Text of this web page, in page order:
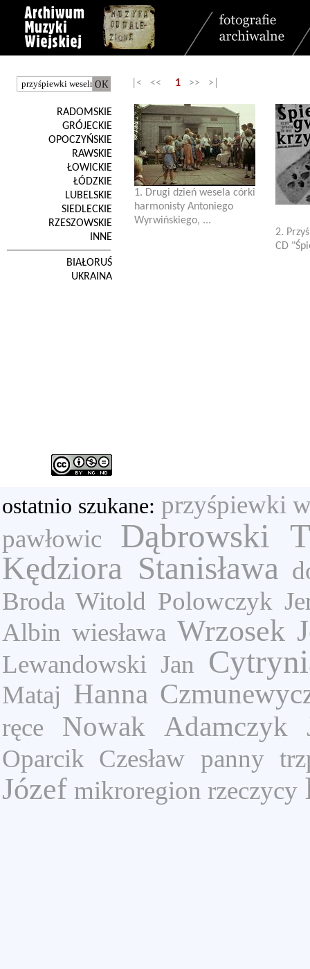
RADOMSKIE
GRÓJECKIE
OPOCZYŃSKIE
RAWSKIE
ŁOWICKIE
ŁÓDZKIE
LUBELSKIE
SIEDLECKIE
RZESZOWSKIE
INNE
BIAŁORUŚ
UKRAINA
|< << 1 >> >|
1. Drugi dzień wesela córki
harmonisty Antoniego
Wyrwińskiego, ...
2.
CD
ostatnio szukane: przyśpiewki
pawłowic
Dąbrowski
Kędziora Stanisława
Broda Witold Polowczyk
Albin wiesława Wrzosek
Lewandowski Jan
Mataj Hanna
ręce Nowak Adamczyk
Oparcik Czesław panny
Józef mikroregion rzeczycy